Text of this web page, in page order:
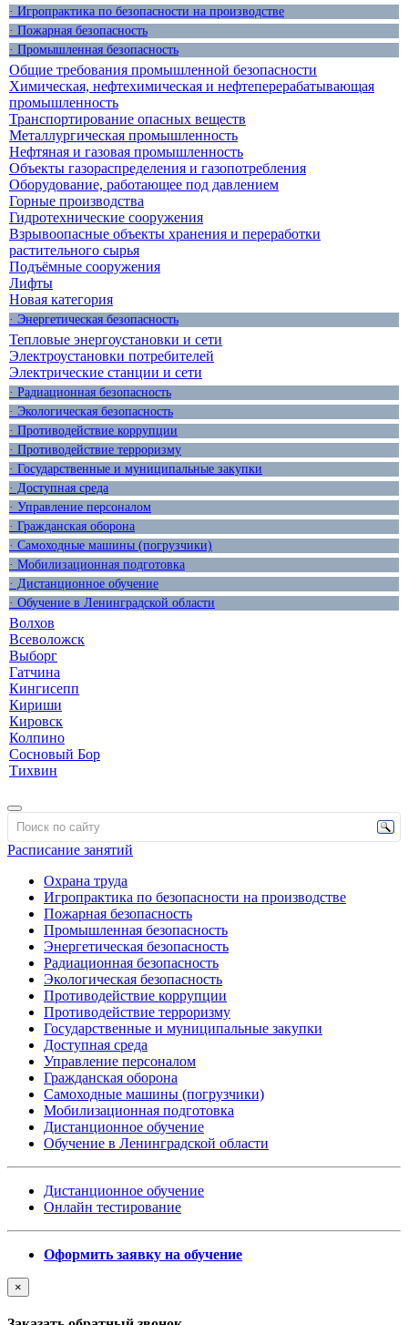
· Игропрактика по безопасности на производстве
· Пожарная безопасность
· Промышленная безопасность
Общие требования промышленной безопасности
Химическая, нефтехимическая и нефтеперерабатывающая
промышленность
Транспортирование опасных веществ
Металлургическая промышленность
Нефтяная и газовая промышленность
Объекты газораспределения и газопотребления
Оборудование, работающее под давлением
Горные производства
Гидротехнические сооружения
Взрывоопасные объекты хранения и переработки
растительного сырья
Подъёмные сооружения
Лифты
Новая категория
· Энергетическая безопасность
Тепловые энергоустановки и сети
Электроустановки потребителей
Электрические станции и сети
· Радиационная безопасность
· Экологическая безопасность
· Противодействие коррупции
· Противодействие терроризму
· Государственные и муниципальные закупки
· Доступная среда
· Управление персоналом
· Гражданская оборона
· Самоходные машины (погрузчики)
· Мобилизационная подготовка
· Дистанционное обучение
· Обучение в Ленинградской области
Волхов
Всеволожск
Выборг
Гатчина
Кингисепп
Кириши
Кировск
Колпино
Сосновый Бор
Тихвин
Расписание занятий
Охрана труда
Игропрактика по безопасности на производстве
Пожарная безопасность
Промышленная безопасность
Энергетическая безопасность
Радиационная безопасность
Экологическая безопасность
Противодействие коррупции
Противодействие терроризму
Государственные и муниципальные закупки
Доступная среда
Управление персоналом
Гражданская оборона
Самоходные машины (погрузчики)
Мобилизационная подготовка
Дистанционное обучение
Обучение в Ленинградской области
Дистанционное обучение
Онлайн тестирование
Оформить заявку на обучение
×